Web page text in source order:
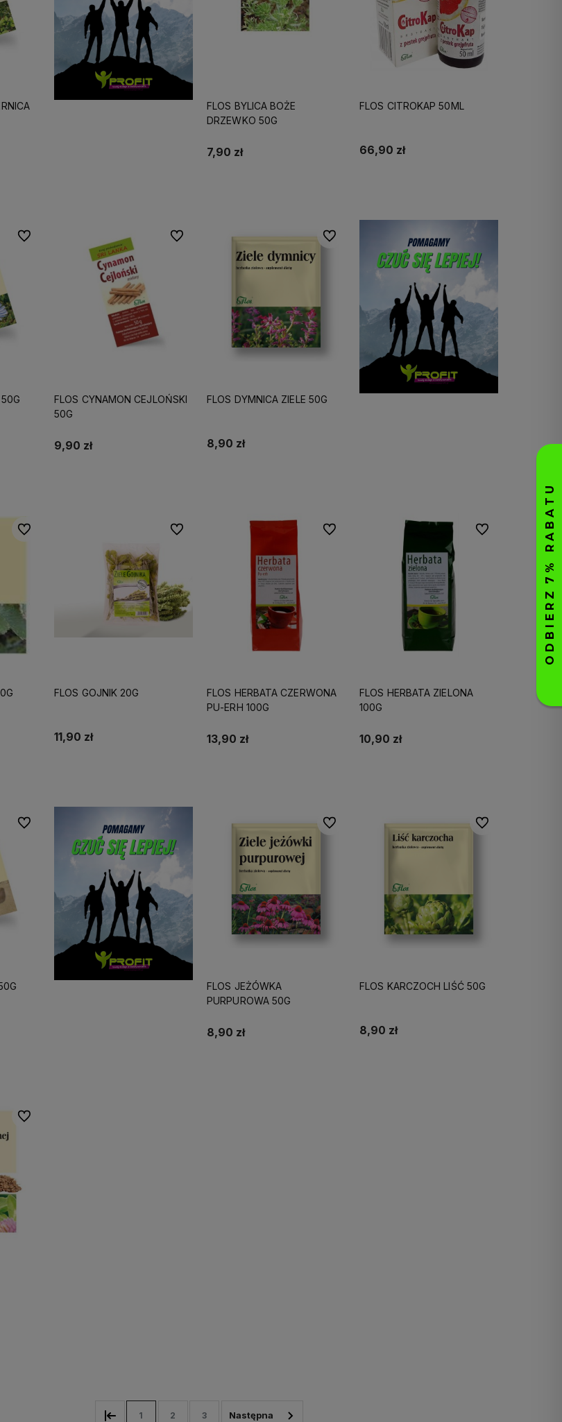
FLOS BYLICA BOŻE
DRZEWKO 50G
7,90 zł
FLOS CITROKAP 50ML
66,90 zł
Do ulubionych
FLOS CYNAMON CEJLOŃSKI
50G
9,90 zł
Do ulubionych
FLOS DYMNICA ZIELE 50G
8,90 zł
Do ulubionych
Do ulubionych
FLOS GOJNIK 20G
11,90 zł
Do ulubionych
FLOS HERBATA CZERWONA
PU-ERH 100G
13,90 zł
Do ulubionych
FLOS HERBATA ZIELONA
100G
10,90 zł
Do ulubionych
Do ulubionych
FLOS JEŻÓWKA
PURPUROWA 50G
8,90 zł
Do ulubionych
FLOS KARCZOCH LIŚĆ 50G
8,90 zł
Do ulubionych
Do ulubionych
1 2 3